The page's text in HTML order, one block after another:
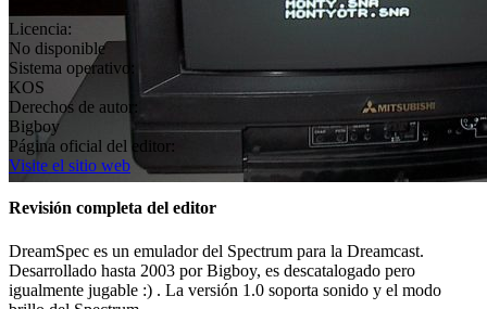
Licencia:
No disponible
Sistema operativo:
KOS
Derechos de autor:
Bigboy
Página oficial del editor:
Visite el sitio web
Revisión completa del editor
DreamSpec es un emulador del Spectrum para la Dreamcast.
Desarrollado hasta 2003 por Bigboy, es descatalogado pero
igualmente jugable :) . La versión 1.0 soporta sonido y el modo